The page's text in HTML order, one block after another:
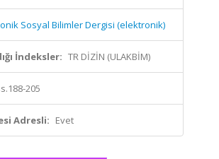
Sosyal Bilimler Dergisi (elektronik)
İndeksler: TR DİZİN (ULAKBİM)
205
Adresli: Evet